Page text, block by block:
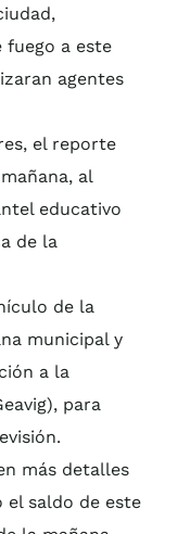
fuego a este
agentes
el reporte
al
educativo
de la
de la
municipal y
a la
para
más detalles
el saldo de este